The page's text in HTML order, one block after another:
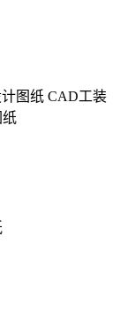
图纸 CAD工装
纸